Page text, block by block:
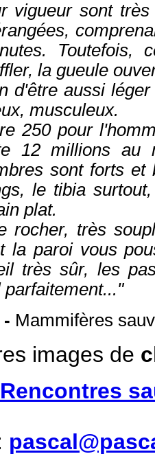
vigueur sont
Toutefois,
la gueule
d'être aussi
musculeux.
250 pour
12 millions au
sont forts et
le tibia
plat.
rocher, très
la paroi vous
très sûr, les
- Mammifères
images de
Rencontres